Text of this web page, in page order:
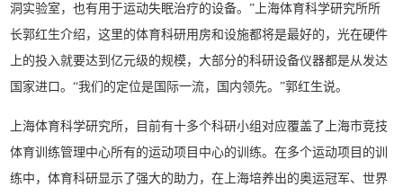
洞实验室，也有用于运动失眠治疗的设备。”上海体育科学研究所所
长郭红生介绍，这里的体育科研用房和设施都将是最好的，光在硬件
上的投入就要达到亿元级的规模，大部分的科研设备仪器都是从发达
国家进口。“我们的定位是国际一流，国内领先。”郭红生说。
上海体育科学研究所，目前有十多个科研小组对应覆盖了上海市竞技
体育训练管理中心所有的运动项目中心的训练。在多个运动项目的训
练中，体育科研显示了强大的助力，在上海培养出的奥运冠军、世界